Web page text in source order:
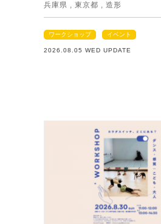
兵庫県 , 東京都 , 造形
ワークショップ イベント
2026.08.05 WED UPDATE